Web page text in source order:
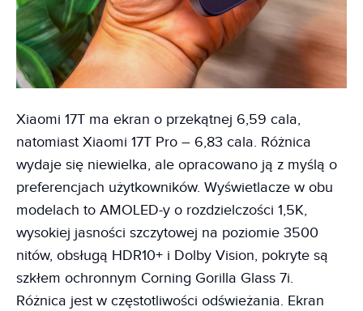
Xiaomi 17T ma ekran o przekątnej 6,59 cala,
natomiast Xiaomi 17T Pro – 6,83 cala. Różnica
wydaje się niewielka, ale opracowano ją z myślą o
preferencjach użytkowników. Wyświetlacze w obu
modelach to AMOLED-y o rozdzielczości 1,5K,
wysokiej jasności szczytowej na poziomie 3500
nitów, obsługą HDR10+ i Dolby Vision, pokryte są
szkłem ochronnym Corning Gorilla Glass 7i.
Różnica jest w częstotliwości odświeżania. Ekran